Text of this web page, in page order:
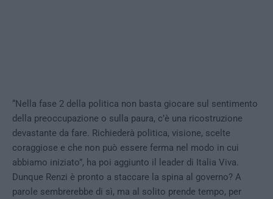
“Nella fase 2 della politica non basta giocare sul sentimento
della preoccupazione o sulla paura, c’è una ricostruzione
devastante da fare. Richiederà politica, visione, scelte
coraggiose e che non può essere ferma nel modo in cui
abbiamo iniziato”, ha poi aggiunto il leader di Italia Viva.
Dunque Renzi è pronto a staccare la spina al governo? A
parole sembrerebbe di sì, ma al solito prende tempo, per